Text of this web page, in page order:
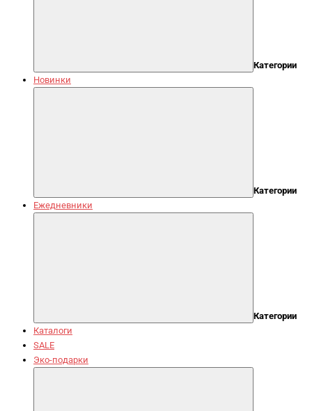
Категории
Новинки
Категории
Ежедневники
Категории
Каталоги
SALE
Эко-подарки